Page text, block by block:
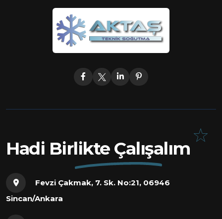
Hadi Birlikte Çalışalım
Fevzi Çakmak, 7. Sk. No:21, 06946
Sincan/Ankara